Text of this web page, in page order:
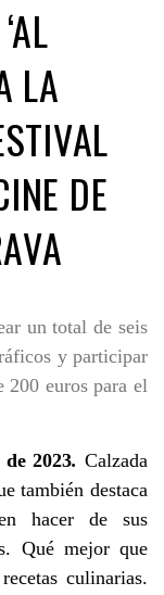
LA
DE
un total de seis
y participar
200 euros para el
2023. Calzada
también destaca
hacer de sus
Qué mejor que
culinarias.